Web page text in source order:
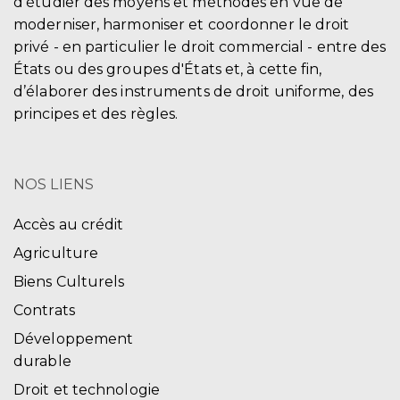
moderniser, harmoniser et coordonner le droit
privé - en particulier le droit commercial - entre des
États ou des groupes d'États et, à cette fin,
d’élaborer des instruments de droit uniforme, des
principes et des règles.
NOS LIENS
Accès au crédit
Agriculture
Biens Culturels
Contrats
Développement
durable
Droit et technologie